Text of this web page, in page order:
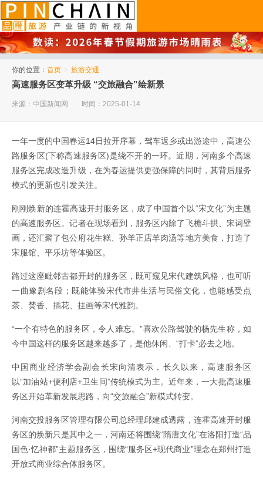
你的位置： 首页 > 旅游交通
高速服务区变革升级 “交旅融合”绘新景
来源：中国新闻网 时间：2025-01-14
一年一度的中国春运14日拉开序幕，驾车返乡或出游途中，高速公
路服务区(下称高速服务区)是绕不开的一环。近期，河南多个高速
服务区完成改造升级，在为春运提供更强保障的同时，其背后服务
模式的更新也引发关注。
刚刚焕新的连霍高速开封服务区，成了中国首个以“宋文化”为主题
的高速服务区。记者在现场看到，服务区内除了飞檐斗拱、宋词壁
画，还汇聚了包公府花生糕、孙羊正店羊肉汤等地方美食，打造了
宋服馆、平乐坊等体验区。
路过这座毗邻古都开封的服务区，既可窥见宋代建筑风格，也可听
一曲豫剧名段；既能体验宋代市井生活与民俗文化，也能感受点
茶、焚香、插花、挂画等宋代雅韵。
“一个有特色的服务区，令人难忘。”喜欢公路驾驶的杨先生称，如
今中国这样的服务区越来越多了，是他休闲、“打卡”必去之地。
中国商业经济学会副会长宋向清表示，长久以来，高速服务区
以“加油站+便利店+卫生间”传统模式为主。近年来，一大批高速服
务区开始革新发展思路，向“交旅融合”新模式转变。
河南交投服务区管理有限公司总经理邱建成透露，连霍高速开封服
务区的焕新只是其中之一，河南还将围绕“隋唐文化”在洛阳打造“品
国色·忆神都”主题服务区，围绕“服务区+现代商业”理念在郑州打造
开放式商业综合体服务区。